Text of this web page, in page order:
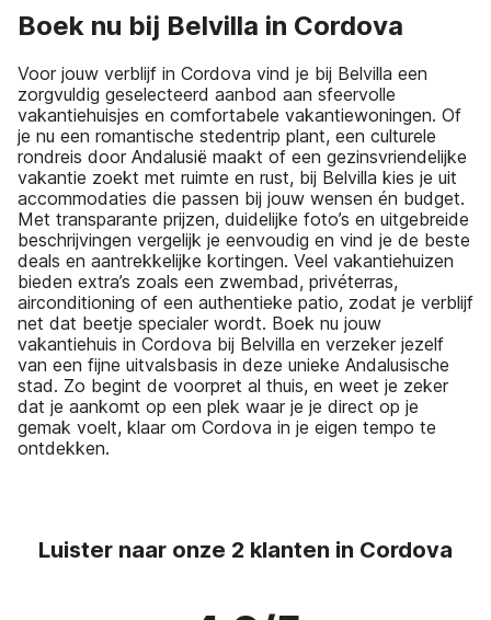
Boek nu bij Belvilla in Cordova
Voor jouw verblijf in Cordova vind je bij Belvilla een
zorgvuldig geselecteerd aanbod aan sfeervolle
vakantiehuisjes en comfortabele vakantiewoningen. Of
je nu een romantische stedentrip plant, een culturele
rondreis door Andalusië maakt of een gezinsvriendelijke
vakantie zoekt met ruimte en rust, bij Belvilla kies je uit
accommodaties die passen bij jouw wensen én budget.
Met transparante prijzen, duidelijke foto’s en uitgebreide
beschrijvingen vergelijk je eenvoudig en vind je de beste
deals en aantrekkelijke kortingen. Veel vakantiehuizen
bieden extra’s zoals een zwembad, privéterras,
airconditioning of een authentieke patio, zodat je verblijf
net dat beetje specialer wordt. Boek nu jouw
vakantiehuis in Cordova bij Belvilla en verzeker jezelf
van een fijne uitvalsbasis in deze unieke Andalusische
stad. Zo begint de voorpret al thuis, en weet je zeker
dat je aankomt op een plek waar je je direct op je
gemak voelt, klaar om Cordova in je eigen tempo te
ontdekken.
Luister naar onze 2 klanten in Cordova